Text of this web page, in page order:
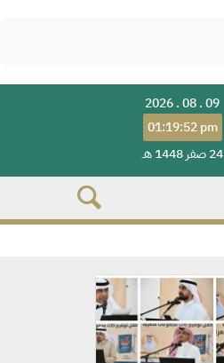
2026 . 08 . 09
01:19:52 pm
24 صفر 1448 هـ